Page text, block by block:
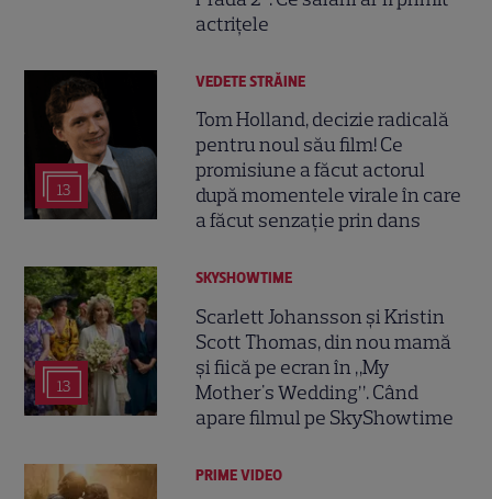
actrițele
13
VEDETE STRĂINE
Tom Holland, decizie radicală
pentru noul său film! Ce
promisiune a făcut actorul
după momentele virale în care
a făcut senzație prin dans
13
SKYSHOWTIME
Scarlett Johansson și Kristin
Scott Thomas, din nou mamă
și fiică pe ecran în „My
Mother's Wedding”. Când
apare filmul pe SkyShowtime
PRIME VIDEO